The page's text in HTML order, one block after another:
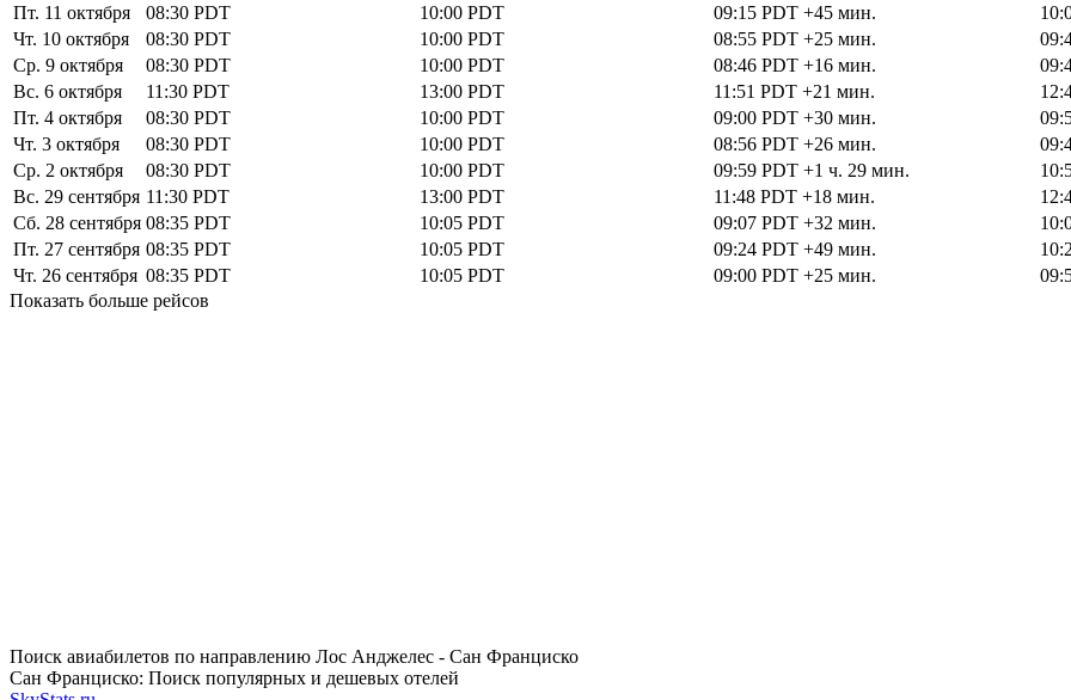
Пт. 11 октября
08:30 PDT 10:00 PDT 09:15 PDT +45 мин.
Чт. 10 октября
08:30 PDT 10:00 PDT 08:55 PDT +25 мин.
Ср. 9 октября
08:30 PDT 10:00 PDT 08:46 PDT +16 мин.
Вс. 6 октября
11:30 PDT 13:00 PDT 11:51 PDT +21 мин.
Пт. 4 октября
08:30 PDT 10:00 PDT 09:00 PDT +30 мин.
Чт. 3 октября
08:30 PDT 10:00 PDT 08:56 PDT +26 мин.
Ср. 2 октября
08:30 PDT 10:00 PDT 09:59 PDT +1 ч. 29 мин.
Вс. 29 сентября 11:30 PDT 13:00 PDT 11:48 PDT +18 мин.
Сб. 28 сентября 08:35 PDT 10:05 PDT 09:07 PDT +32 мин.
Пт. 27 сентября 08:35 PDT 10:05 PDT 09:24 PDT +49 мин.
Чт. 26 сентября 08:35 PDT 10:05 PDT 09:00 PDT +25 мин.
Показать больше рейсов
Поиск авиабилетов по направлению Лос Анджелес - Сан Франциско
Сан Франциско: Поиск популярных и дешевых отелей